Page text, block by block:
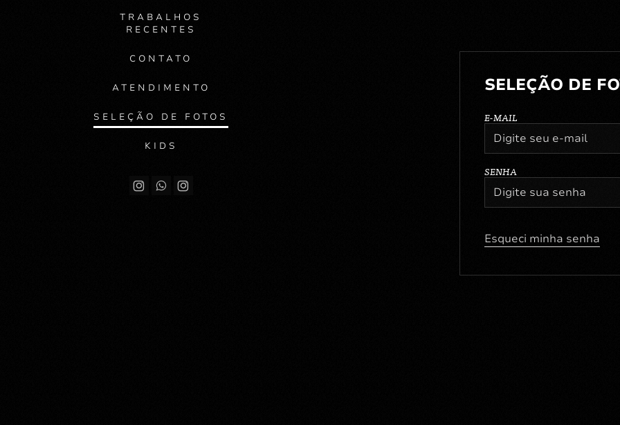
TRABALHOS
RECENTES
CONTATO
ATENDIMENTO
SELEÇÃO DE FOTOS
KIDS
SELEÇÃO DE
E-MAIL
SENHA
Esqueci minha senha